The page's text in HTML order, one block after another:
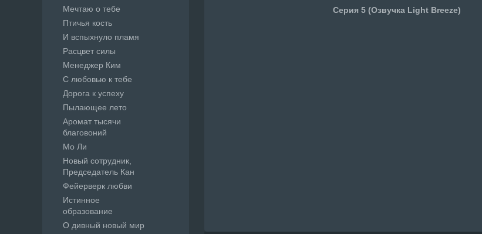
Серия 5 (Озвучка Light Breeze)
Мечтаю о тебе
Птичья кость
И вспыхнуло пламя
Расцвет силы
Менеджер Ким
С любовью к тебе
Дорога к успеху
Пылающее лето
Аромат тысячи
благовоний
Мо Ли
Новый сотрудник,
Председатель Кан
Фейерверк любви
Истинное
образование
О дивный новый мир